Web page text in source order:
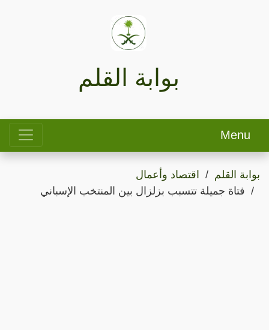
بوابة القلم
Menu
بوابة القلم
اقتصاد وأعمال
فتاة جميلة تتسبب بزلزال بين المنتخب الإسباني